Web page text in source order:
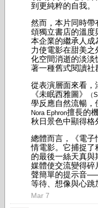
到更純粹的自我。
然而，本片同時帶
頌獨立書店的溫度
本企業的繼承人成
力使電影在甜美之
化空間消逝的淡淡
著一種舊式閱讀社
從表演層面來看，
《未眠西雅圖》
（
學反應自然流暢，
Nora Ephron擅長的
秋日景色中顯得格
總體而言，《電子
情電影。它捕捉了
的最後一絲天真
媒體使交流變得碎
聲簡單的提示音
等待、想像與心跳
Mar 7